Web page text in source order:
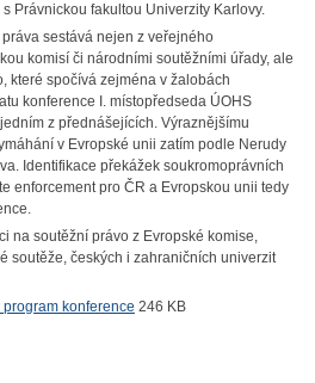
Právnickou fakultou Univerzity Karlovy.
sestává nejen z veřejného
komisí či národními soutěžními úřady, ale
které spočívá zejména v žalobách
konference I. místopředseda ÚOHS
z přednášejících. Výraznějšímu
v Evropské unii zatím podle Nerudy
Identifikace překážek soukromoprávních
enforcement pro ČR a Evropskou unii tedy
na soutěžní právo z Evropské komise,
soutěže, českých i zahraničních univerzit
konference 246 KB